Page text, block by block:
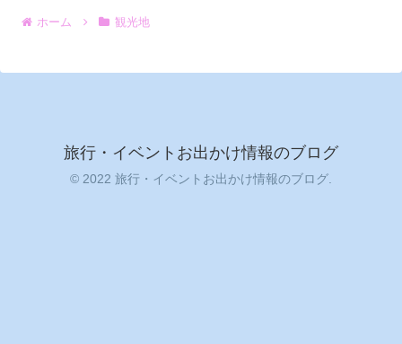
ホーム 観光地
旅行・イベントお出かけ情報のブログ
© 2022 旅行・イベントお出かけ情報のブログ.